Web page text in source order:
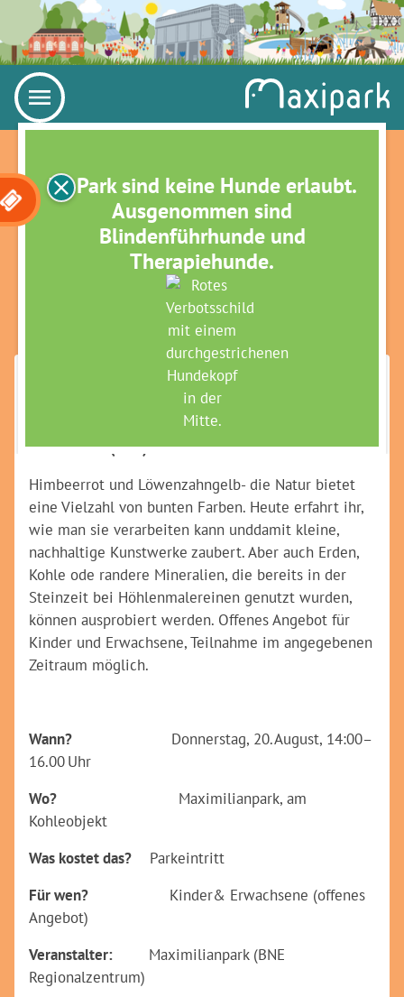
Im Park sind keine Hunde erlaubt.
Ausgenommen sind
Blindenführhunde und
Therapiehunde.
HIMBEERROT UND
LÖWENZAHNGELB- MALEN
MIT NATURFARBEN (BNE)
Veranstaltungen
Grüne Termine für Kleine
Himbeerrot und Löwenzahngelb- Malen mit
Naturfarben (BNE)
Himbeerrot und Löwenzahngelb- die Natur bietet
eine Vielzahl von bunten Farben. Heute erfahrt ihr,
wie man sie verarbeiten kann unddamit kleine,
nachhaltige Kunstwerke zaubert. Aber auch Erden,
Kohle ode randere Mineralien, die bereits in der
Steinzeit bei Höhlenmalereinen genutzt wurden,
können ausprobiert werden. Offenes Angebot für
Kinder und Erwachsene, Teilnahme im angegebenen
Zeitraum möglich.
Wann? Donnerstag, 20. August, 14:00–
16.00 Uhr
Wo? Maximilianpark, am
Kohleobjekt
Was kostet das? Parkeintritt
Für wen? Kinder& Erwachsene (offenes
Angebot)
Veranstalter: Maximilianpark (BNE
Regionalzentrum)